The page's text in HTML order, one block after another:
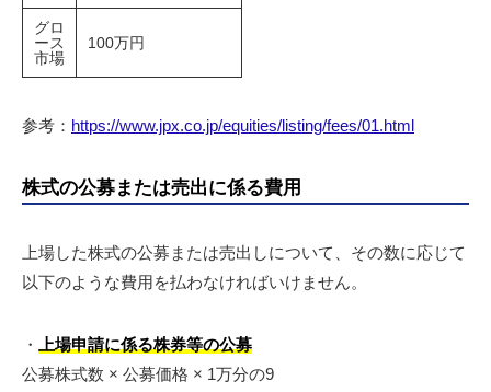
グロ
ース
市場
100万円
参考： https://www.jpx.co.jp/equities/listing/fees/01.html
株式の公募または売出に係る費用
上場した株式の公募または売出しについて、その数に応じて
以下のような費用を払わなければいけません。
・ 上場申請に係る株券等の公募
公募株式数 × 公募価格 × 1万分の9